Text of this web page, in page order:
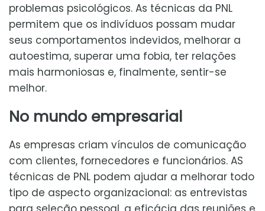
problemas psicológicos. As técnicas da PNL
permitem que os indivíduos possam mudar
seus comportamentos indevidos, melhorar a
autoestima, superar uma fobia, ter relações
mais harmoniosas e, finalmente, sentir-se
melhor.
No mundo empresarial
As empresas criam vínculos de comunicação
com clientes, fornecedores e funcionários. AS
técnicas de PNL podem ajudar a melhorar todo
tipo de aspecto organizacional: as entrevistas